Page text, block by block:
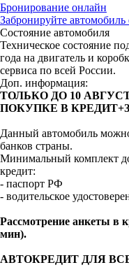
Бронирование онлайн
Забронируйте
Состояние автомобиля
Техническое состояние
года на двигатель и
сервиса по всей России.
Доп. информация:
ТОЛЬКО ДО 10
ПОКУПКЕ В
Данный автомобиль
банков страны.
Минимальный комплект
кредит:
- паспорт РФ
- водительское
Рассмотрение анкеты в
мин).
АВТОКРЕДИТ ДЛЯ